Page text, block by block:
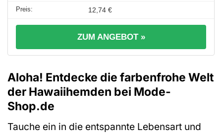
12,74 €
ZUM ANGEBOT »
Aloha! Entdecke die farbenfrohe Welt
der Hawaiihemden bei Mode-
Shop.de
Tauche ein in die entspannte Lebensart und